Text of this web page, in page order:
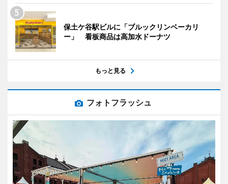
保土ケ谷駅ビルに「ブルックリンベーカリ
ー」 看板商品は高加水ドーナツ
もっと見る
フォトフラッシュ